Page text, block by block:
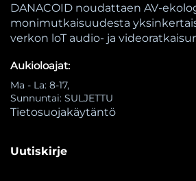
DANACOID noudattaen AV-
monimutkaisuudesta
verkon loT audio- ja
Aukioloajat:
Ma - La: 8-17,
Sunnuntai: SULJETTU
Tietosuojakäytäntö
Uutiskirje